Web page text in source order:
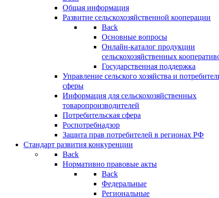
Общая информация
Развитие сельскохозяйственной кооперации
Back
Основные вопросы
Онлайн-каталог продукции
сельскохозяйственных
Государственная поддержка
Управление сельского хозяйства и
сферы
Информация для сельскохозяйственных
товаропроизводителей
Потребительская сфера
Роспотребнадзор
Защита прав потребителей в регионах РФ
Стандарт развития конкуренции
Back
Нормативно правовые акты
Back
Федеральные
Региональные